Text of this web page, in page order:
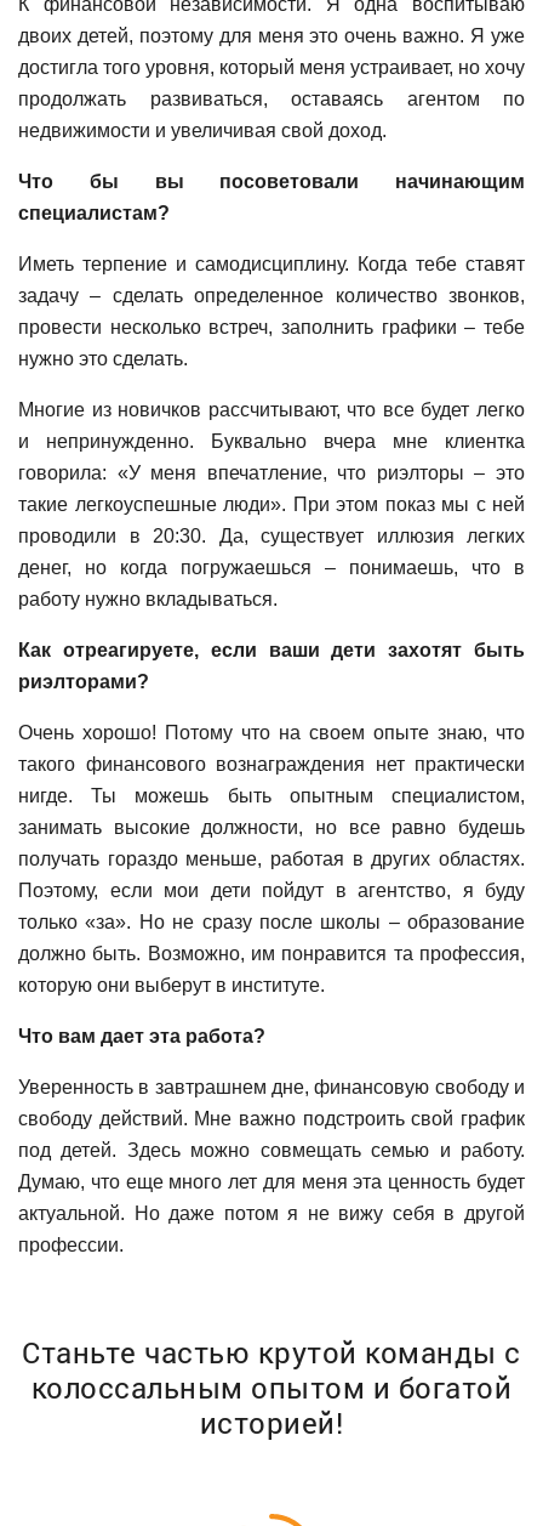
К финансовой независимости. Я одна воспитываю
двоих детей, поэтому для меня это очень важно. Я уже
достигла того уровня, который меня устраивает, но хочу
продолжать развиваться, оставаясь агентом по
недвижимости и увеличивая свой доход.
Что бы вы посоветовали начинающим
специалистам?
Иметь терпение и самодисциплину. Когда тебе ставят
задачу – сделать определенное количество звонков,
провести несколько встреч, заполнить графики – тебе
нужно это сделать.
Многие из новичков рассчитывают, что все будет легко
и непринужденно. Буквально вчера мне клиентка
говорила: «У меня впечатление, что риэлторы – это
такие легкоуспешные люди». При этом показ мы с ней
проводили в 20:30. Да, существует иллюзия легких
денег, но когда погружаешься – понимаешь, что в
работу нужно вкладываться.
Как отреагируете, если ваши дети захотят быть
риэлторами?
Очень хорошо! Потому что на своем опыте знаю, что
такого финансового вознаграждения нет практически
нигде. Ты можешь быть опытным специалистом,
занимать высокие должности, но все равно будешь
получать гораздо меньше, работая в других областях.
Поэтому, если мои дети пойдут в агентство, я буду
только «за». Но не сразу после школы – образование
должно быть. Возможно, им понравится та профессия,
которую они выберут в институте.
Что вам дает эта работа?
Уверенность в завтрашнем дне, финансовую свободу и
свободу действий. Мне важно подстроить свой график
под детей. Здесь можно совмещать семью и работу.
Думаю, что еще много лет для меня эта ценность будет
актуальной. Но даже потом я не вижу себя в другой
профессии.
Станьте частью крутой команды с
колоссальным опытом и богатой
историей!